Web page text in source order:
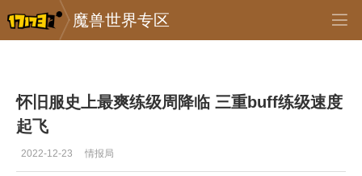
魔兽世界专区
专区_《魔兽世界》 >
怀旧服史上最爽练级周降临 三重buff练级速度
起飞
2022-12-23 情报局